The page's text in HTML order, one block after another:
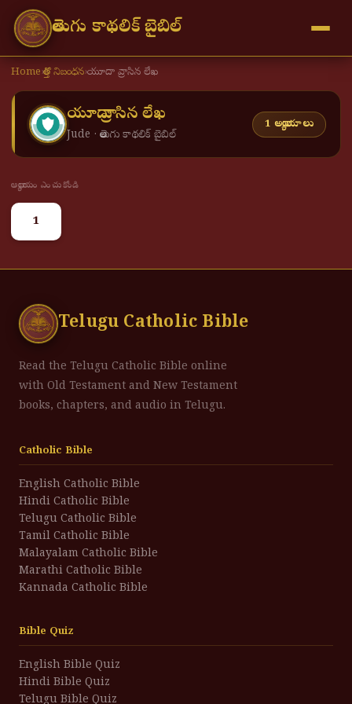
తెలుగు కాథలిక్ బైబిల్
Home›కొత్త నిబంధన›యూదా వ్రాసిన లేఖ
యూదా వ్రాసిన లేఖ
Jude · తెలుగు కాథలిక్ బైబిల్
1 అధ్యాయాలు
అధ్యాయం ఎంచుకోండి
1
Telugu Catholic Bible
Read the Telugu Catholic Bible online
with Old Testament and New Testament
books, chapters, and audio in Telugu.
Catholic Bible
English Catholic Bible
Hindi Catholic Bible
Telugu Catholic Bible
Tamil Catholic Bible
Malayalam Catholic Bible
Marathi Catholic Bible
Kannada Catholic Bible
Bible Quiz
English Bible Quiz
Hindi Bible Quiz
Telugu Bible Quiz